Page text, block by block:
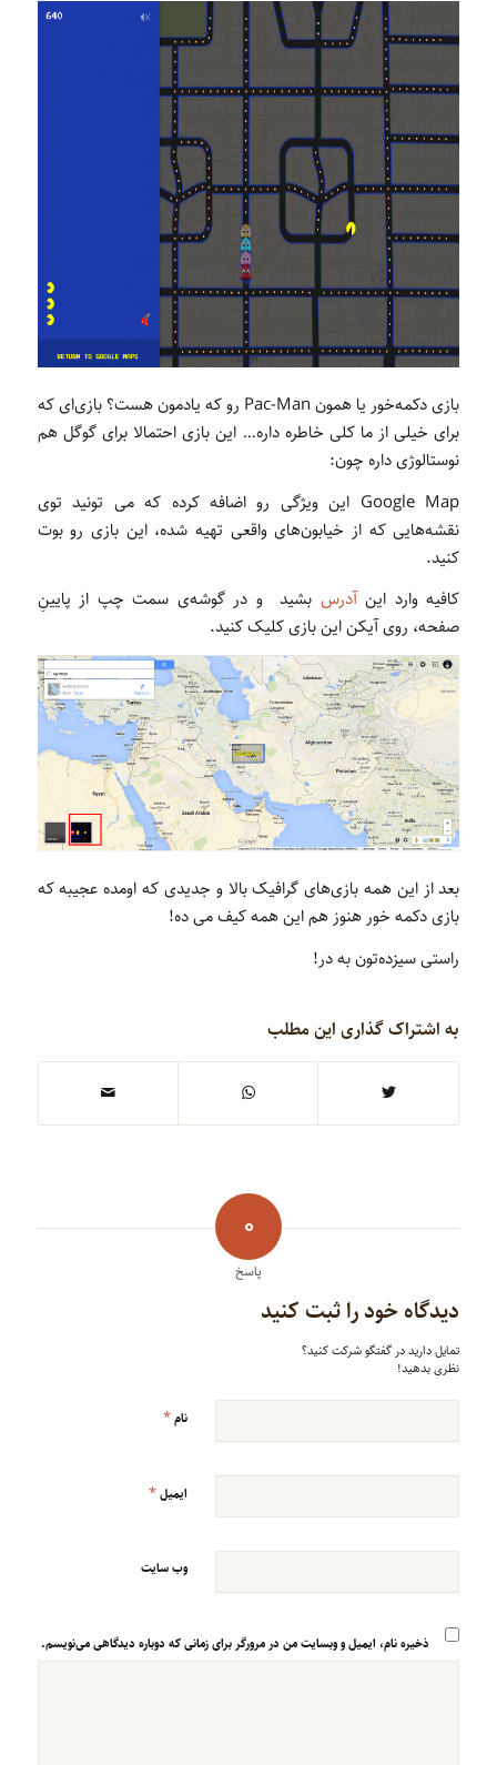
بازی دکمه‌خور یا همون Pac-Man رو که یادمون هست؟ بازی‌ای که
برای خیلی از ما کلی خاطره داره… این بازی احتمالا برای گوگل‌ هم
نوستالوژی داره چون:
Google Map این ویژگی رو اضافه کرده که می تونید توی
نقشه‌هایی که از خیابون‌های واقعی تهیه شده، این بازی رو بوت
کنید.
کافیه وارد اینآدرس بشید و در گوشه‌ی سمت چپ از پایینِ
صفحه، روی آیکن این بازی کلیک کنید.
بعد از این همه بازی‌های گرافیک بالا و جدیدی که اومده عجیبه که
بازی دکمه خور هنوز هم این همه کیف می ده!
راستی سیزده‌تون به در!
به اشتراک گذاری این مطلب
0
پاسخ
دیدگاه خود را ثبت کنید
تمایل دارید در گفتگو شرکت کنید؟
نظری بدهید!
نام*
ایمیل*
وب‌ سایت
ذخیره نام، ایمیل و وبسایت من در مرورگر برای زمانی که دوباره دیدگاهی می‌نویسم.